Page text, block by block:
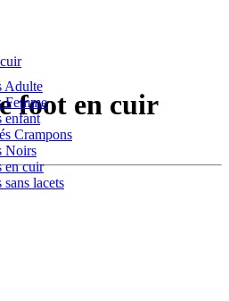
Adulte
Femme
enfant
Crampons
Noirs
en cuir
lacets
foot en cuir